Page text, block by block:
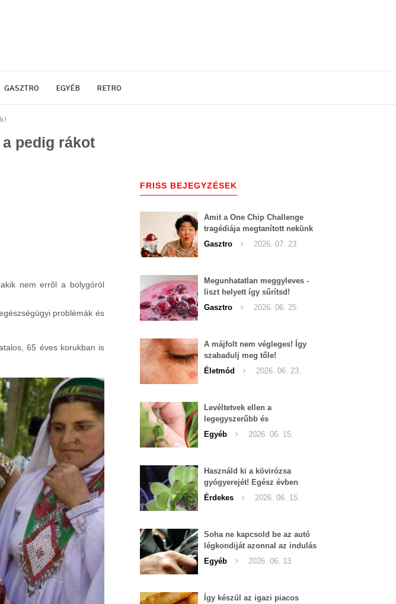
GASZTRO EGYÉB RETRO
pedig rákot
nem erről a bolygóról
problémák és
65 éves korukban is
FRISS BEJEGYZÉSEK
Amit a One Chip Challenge
tragédiája megtanított nekünk
a csípős kihívásokról
Gasztro 2026. 07. 23.
Megunhatatlan meggyleves -
liszt helyett így sűrítsd!
Gasztro
2026. 06. 25.
A májfolt nem végleges! Így
szabadulj meg tőle!
Életmód
2026. 06. 23.
Levéltetvek ellen a
legegyszerűbb és
leghatékonyabb filléres
háziszer
Egyéb 2026. 06. 15.
Használd ki a kövirózsa
gyógyerejét! Egész évben
hozzáférhető.
Érdekes 2026. 06. 15.
Soha ne kapcsold be az autó
légkondiját azonnal az indulás
után!
Egyéb 2026. 06. 13.
Így készül az igazi piacos